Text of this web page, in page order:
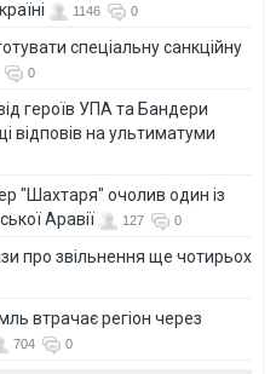
1146 0
спеціальну санкційну
0
героїв УПА та Бандери
відповів на ультиматуми
"Шахтаря" очолив один із
Аравії
127 0
про звільнення ще чотирьох
втрачає регіон через
704 0